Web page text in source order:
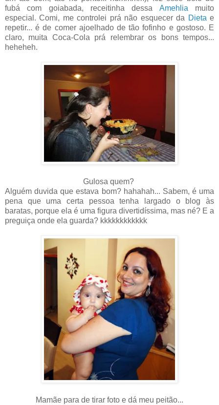
fubá com goiabada, receitinha dessa Amehlia muito
especial. Comi, me controlei prá não esquecer da Dieta e
repetir... é de comer ajoelhado de tão fofinho e gostoso. E
claro, muita Coca-Cola prá relembrar os bons tempos...
heheheh.
Gulosa quem?
Alguém duvida que estava bom? hahahah... Sabem, é uma
pena que uma certa pessoa tenha largado o blog às
baratas, porque ela é uma figura divertidíssima, mas né? E a
preguiça onde ela guarda? kkkkkkkkkkkk
Mamãe para de tirar foto e dá meu peitão...